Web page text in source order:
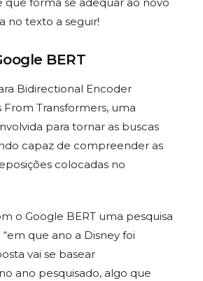
que forma se adequar ao novo
no texto a seguir!
BERT
Bidirectional Encoder
Transformers, uma
para tornar as buscas
capaz de compreender as
colocadas no
o Google BERT uma pesquisa
que ano a Disney foi
vai se basear
ano pesquisado, algo que